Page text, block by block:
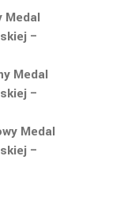
Medal
–
Medal
–
Medal
–